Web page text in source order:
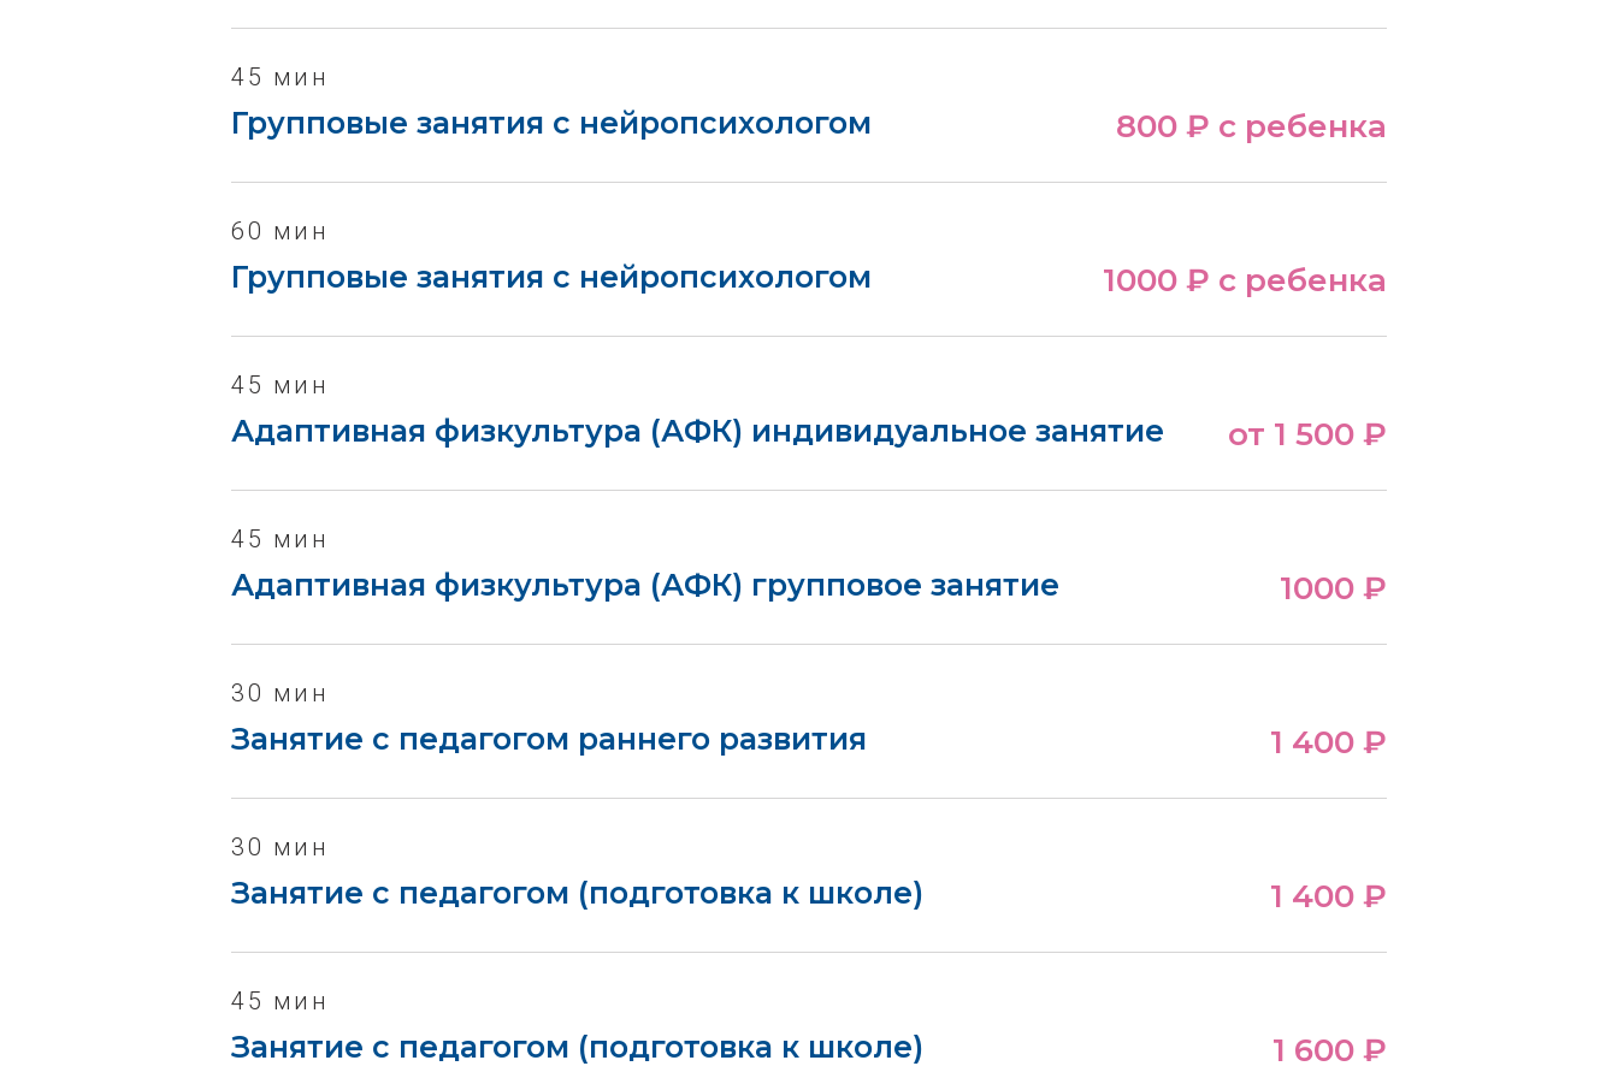
45 мин
Групповые занятия с нейропсихологом 800 ₽ с ребенка
60 мин
Групповые занятия с нейропсихологом 1000 ₽ с ребенка
45 мин
Адаптивная физкультура (АФК) индивидуальное занятие от 1 500 ₽
45 мин
Адаптивная физкультура (АФК) групповое занятие 1000 ₽
30 мин
Занятие с педагогом раннего развития 1 400 ₽
30 мин
Занятие с педагогом (подготовка к школе) 1 400 ₽
45 мин
Занятие с педагогом (подготовка к школе) 1 600 ₽